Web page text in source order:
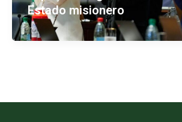
Estado misionero